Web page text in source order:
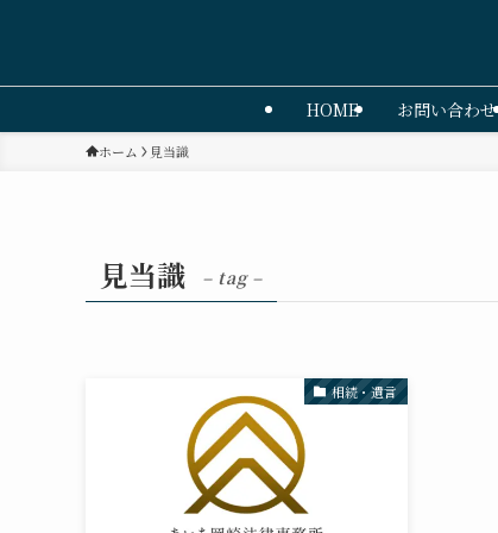
HOME お問い合わせ
ホーム 見当識
見当識 – tag –
相続・遺言